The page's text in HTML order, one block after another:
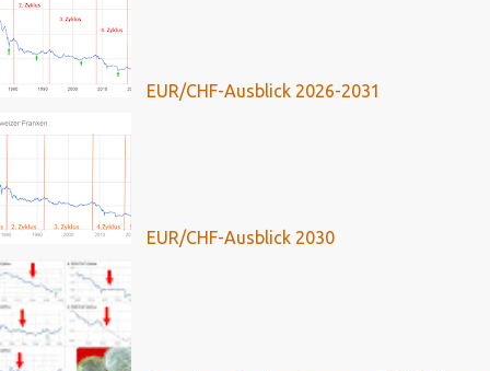
EUR/CHF-Ausblick 2026-2031
EUR/CHF-Ausblick 2030